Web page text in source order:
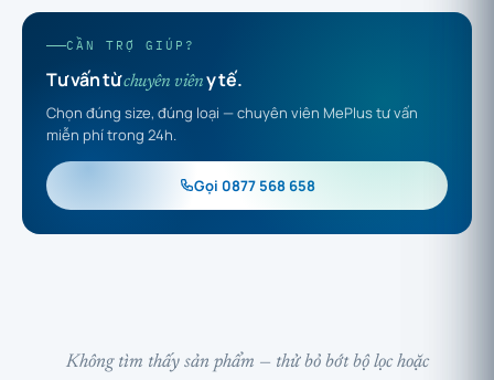
CẦN TRỢ GIÚP?
Tư vấn từchuyên viêny tế.
Chọn đúng size, đúng loại — chuyên viên MePlus tư vấn
miễn phí trong 24h.
Gọi 0877 568 658
Không tìm thấy sản phẩm — thử bỏ bớt bộ lọc hoặc